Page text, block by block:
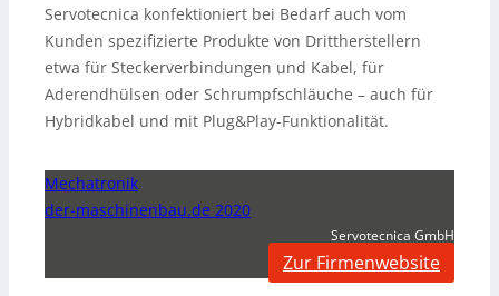
Servotecnica konfektioniert bei Bedarf auch vom
Kunden spezifizierte Produkte von Drittherstellern
etwa für Steckerverbindungen und Kabel, für
Aderendhülsen oder Schrumpfschläuche – auch für
Hybridkabel und mit Plug&Play-Funktionalität.
Mechatronik
der-maschinenbau.de 2020
Servotecnica GmbH
Zur Firmenwebsite